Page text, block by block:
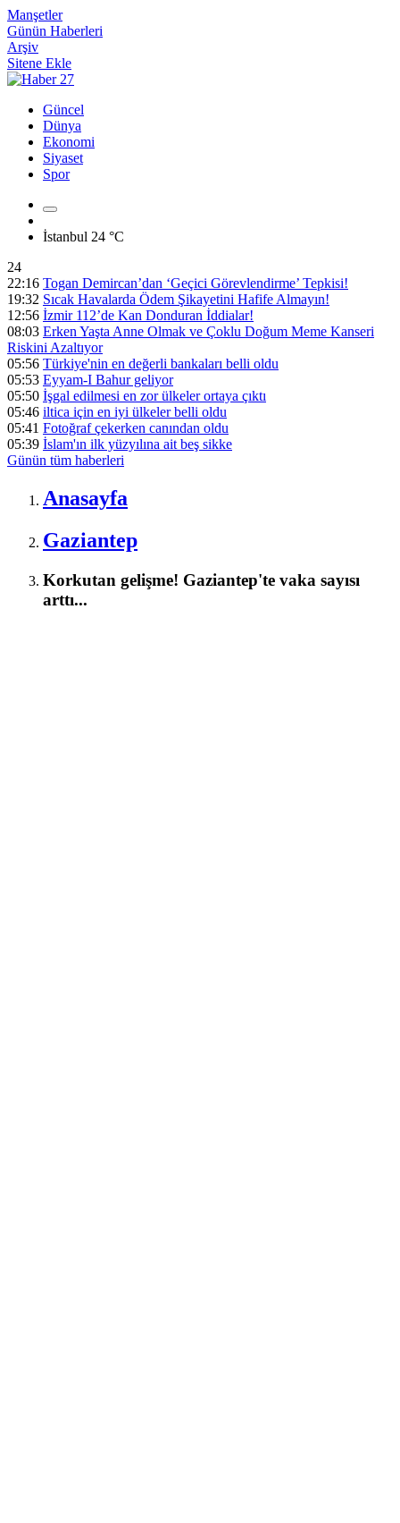
Manşetler
Günün Haberleri
Arşiv
Sitene Ekle
Güncel
Dünya
Ekonomi
Siyaset
Spor
İstanbul 24 °C
24
22:16 Togan Demircan’dan ‘Geçici Görevlendirme’ Tepkisi!
19:32 Sıcak Havalarda Ödem Şikayetini Hafife Almayın!
12:56 İzmir 112’de Kan Donduran İddialar!
08:03 Erken Yaşta Anne Olmak ve Çoklu Doğum Meme Kanseri
Riskini Azaltıyor
05:56 Türkiye'nin en değerli bankaları belli oldu
05:53 Eyyam-I Bahur geliyor
05:50 İşgal edilmesi en zor ülkeler ortaya çıktı
05:46 iltica için en iyi ülkeler belli oldu
05:41 Fotoğraf çekerken canından oldu
05:39 İslam'ın ilk yüzyılına ait beş sikke
Günün tüm haberleri
Anasayfa
Gaziantep
Korkutan gelişme! Gaziantep'te vaka sayısı
arttı...